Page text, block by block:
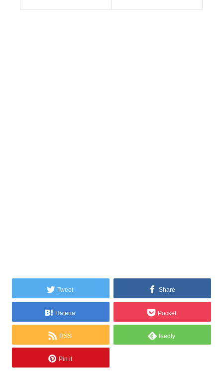
Tweet Share
Hatena Pocket
RSS feedly
Pin it